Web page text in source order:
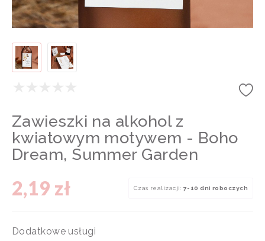
Zawieszki na alkohol z
kwiatowym motywem - Boho
Dream, Summer Garden
2,19 zł Czas realizacji: 7-10 dni roboczych
Dodatkowe usługi